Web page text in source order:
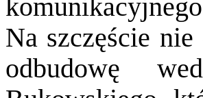
Na szczęście
odbudowę